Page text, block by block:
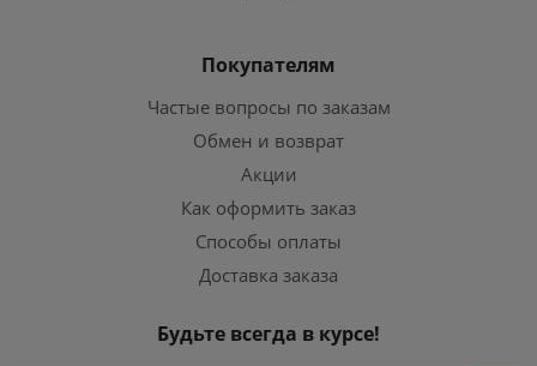
Покупателям
Частые вопросы по заказам
Обмен и возврат
Акции
Как оформить заказ
Способы оплаты
Доставка заказа
Будьте всегда в курсе!